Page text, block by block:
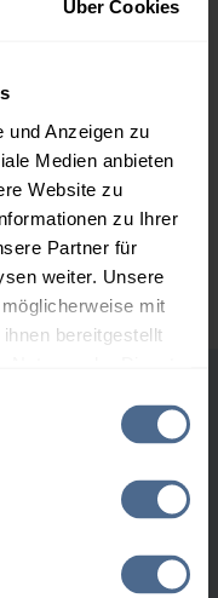
Über Cookies
und Anzeigen zu
Medien anbieten
Website zu
zu Ihrer
Partner für
weiter. Unsere
mit
bereitgestellt
€
€
156,70 €
€
Norm C 1109 in € / 100
einer Lieferstelle.
der